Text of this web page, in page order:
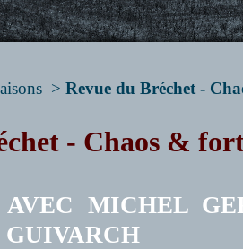
> Revue du Bréchet -
- Chaos &
AVEC MICHEL